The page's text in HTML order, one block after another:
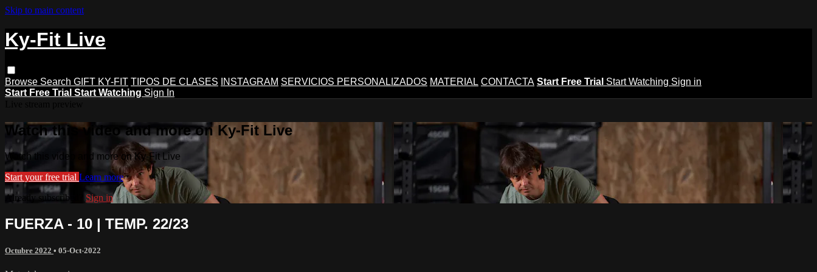
Skip to main content
Ky-Fit Live
Browse Search GIFT KY-FIT TIPOS DE CLASES INSTAGRAM SERVICIOS PERSONALIZADOS MATERIAL CONTACTA Start Free Trial Start Watching Sign in
Start Free Trial Start Watching Sign In
Watch this video and more on Ky-Fit Live
Watch this video and more on Ky-Fit Live
Start your free trial Learn more
Already subscribed? Sign in
FUERZA - 10 | TEMP. 22/23
Octubre 2022 • 05-Oct-2022